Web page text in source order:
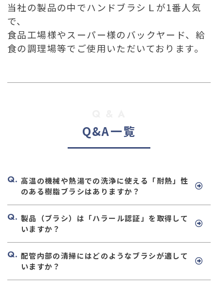
当社の製品の中でハンドブラシＬが1番人気
で、
食品工場様やスーパー様のバックヤード、給
食の調理場等でご使用いただいております。
Q&A一覧
高温の機械や熱湯での洗浄に使える「耐熱」性
のある樹脂ブラシはありますか？
製品（ブラシ）は「ハラール認証」を取得して
いますか？
配管内部の清掃にはどのようなブラシが適して
いますか？